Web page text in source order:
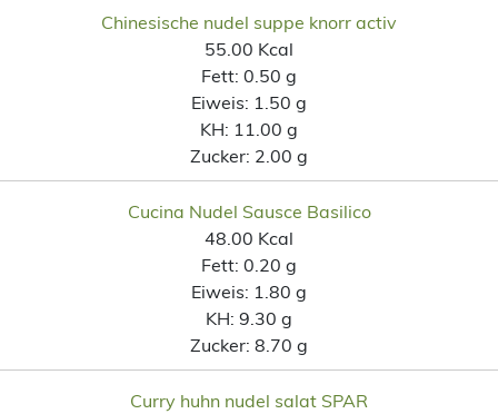
Chinesische nudel suppe knorr activ
55.00 Kcal
Fett: 0.50 g
Eiweis: 1.50 g
KH: 11.00 g
Zucker: 2.00 g
Cucina Nudel Sausce Basilico
48.00 Kcal
Fett: 0.20 g
Eiweis: 1.80 g
KH: 9.30 g
Zucker: 8.70 g
Curry huhn nudel salat SPAR